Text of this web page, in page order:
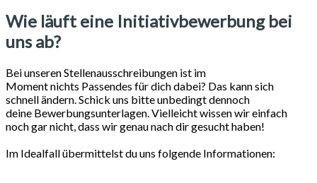
Wie läuft eine Initiativbewerbung bei
uns ab?
Bei unseren Stellenausschreibungen ist im
Moment nichts Passendes für dich dabei? Das kann sich
schnell ändern. Schick uns bitte unbedingt dennoch
deine Bewerbungsunterlagen. Vielleicht wissen wir einfach
noch gar nicht, dass wir genau nach dir gesucht haben!
Im Idealfall übermittelst du uns folgende Informationen: